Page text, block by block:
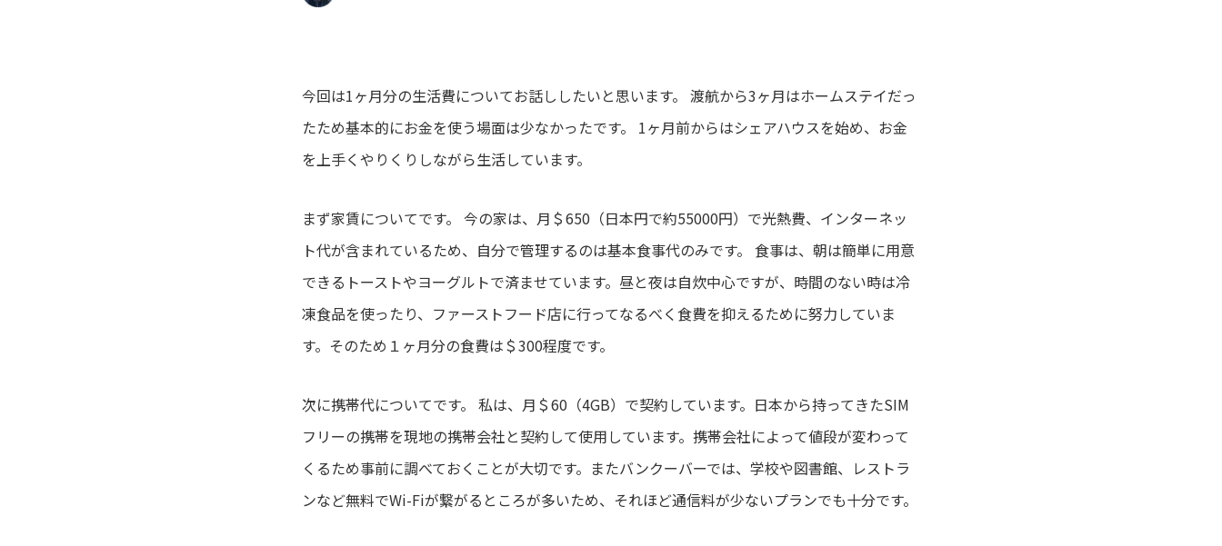
今回は1ヶ月分の生活費についてお話ししたいと思います。 渡航から3ヶ月はホームステイだっ
たため基本的にお金を使う場面は少なかったです。 1ヶ月前からはシェアハウスを始め、お金
を上手くやりくりしながら生活しています。
まず家賃についてです。 今の家は、月＄650（日本円で約55000円）で光熱費、インターネッ
ト代が含まれているため、自分で管理するのは基本食事代のみです。 食事は、朝は簡単に用意
できるトーストやヨーグルトで済ませています。昼と夜は自炊中心ですが、時間のない時は冷
凍食品を使ったり、ファーストフード店に行ってなるべく食費を抑えるために努力していま
す。そのため１ヶ月分の食費は＄300程度です。
次に携帯代についてです。 私は、月＄60（4GB）で契約しています。日本から持ってきたSIM
フリーの携帯を現地の携帯会社と契約して使用しています。携帯会社によって値段が変わって
くるため事前に調べておくことが大切です。またバンクーバーでは、学校や図書館、レストラ
ンなど無料でWi-Fiが繋がるところが多いため、それほど通信料が少ないプランでも十分です。